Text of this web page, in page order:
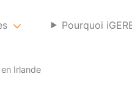
Pourquoi
Irlande